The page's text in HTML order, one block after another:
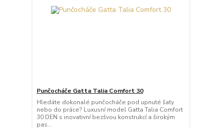
Punčocháče Gatta Talia Comfort 30
Hledáte dokonalé punčocháče pod upnuté šaty
nebo do práce? Luxusní model Gatta Talia Comfort
30 DEN s inovativní bezšvou konstrukcí a širokým
pas...